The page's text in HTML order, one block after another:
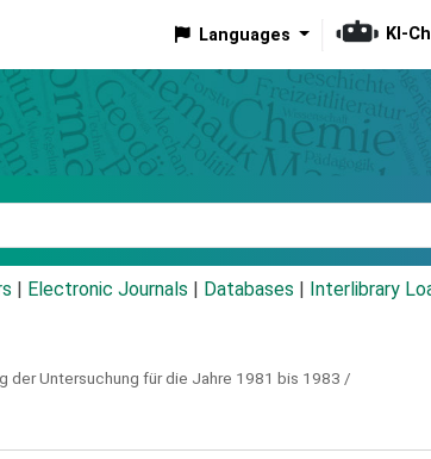
Languages KI-
Electronic Journals Databases Interlibrary
der Untersuchung für die Jahre 1981 bis 1983 /